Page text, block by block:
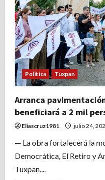
Poder
Judicial
Politica Tuxpan
Arranca
beneficiará a 2 mil
Eliascruz1981 julio 24,
— La obra fortalecerá la
Democrática, El Retiro y
Tuxpan,...